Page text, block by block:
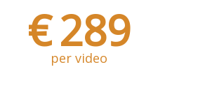
€289
per video